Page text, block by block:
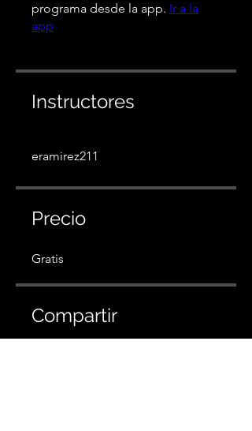
programa desde la app. Ir a la
app
Instructores
eramirez211
Precio
Gratis
Compartir